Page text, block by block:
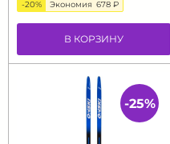
-20% Экономия 678 ₽
В КОРЗИНУ
-25%